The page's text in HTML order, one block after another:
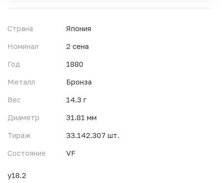
1дн. ч.
Страна
Япония
Номинал
2 сена
Год
1880
Металл
Бронза
Вес
14.3 г
Диаметр
31.81 мм
Тираж
33.142.307 шт.
Состояние
VF
y18.2